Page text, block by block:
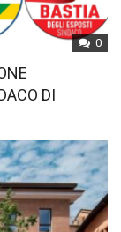
0
DI